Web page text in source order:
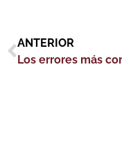
ANTERIOR